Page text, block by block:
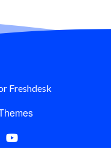
Freshdesk